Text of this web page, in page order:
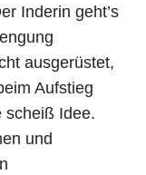
Inderin geht’s
ausgerüstet,
Aufstieg
scheiß Idee.
und